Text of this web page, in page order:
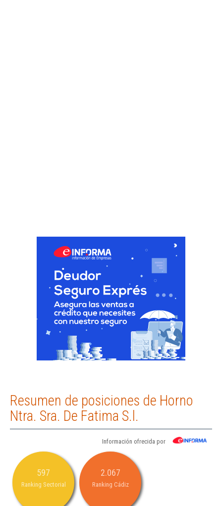
Resumen de posiciones de Horno
Ntra. Sra. De Fatima S.l.
Información ofrecida por
597
Ranking Sectorial
2.067
Ranking Cádiz